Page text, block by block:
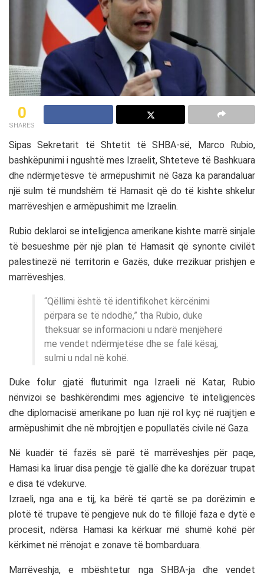
0
SHARES
Sipas Sekretarit të Shtetit të SHBA-së, Marco Rubio,
bashkëpunimi i ngushtë mes Izraelit, Shteteve të Bashkuara
dhe ndërmjetësve të armëpushimit në Gaza ka parandaluar
një sulm të mundshëm të Hamasit që do të kishte shkelur
marrëveshjen e armëpushimit me Izraelin.
Rubio deklaroi se inteligjenca amerikane kishte marrë sinjale
të besueshme për një plan të Hamasit që synonte civilët
palestinezë në territorin e Gazës, duke rrezikuar prishjen e
marrëveshjes.
“Qëllimi është të identifikohet kërcënimi
përpara se të ndodhë,” tha Rubio, duke
theksuar se informacioni u ndarë menjëherë
me vendet ndërmjetëse dhe se falë kësaj,
sulmi u ndal në kohë.
Duke folur gjatë fluturimit nga Izraeli në Katar, Rubio
nënvizoi se bashkërendimi mes agjencive të inteligjencës
dhe diplomacisë amerikane po luan një rol kyç në ruajtjen e
armëpushimit dhe në mbrojtjen e popullatës civile në Gaza.
Në kuadër të fazës së parë të marrëveshjes për paqe,
Hamasi ka liruar disa pengje të gjallë dhe ka dorëzuar trupat
e disa të vdekurve.
Izraeli, nga ana e tij, ka bërë të qartë se pa dorëzimin e
plotë të trupave të pengjeve nuk do të fillojë faza e dytë e
procesit, ndërsa Hamasi ka kërkuar më shumë kohë për
kërkimet në rrënojat e zonave të bombarduara.
Marrëveshja, e mbështetur nga SHBA-ja dhe vendet